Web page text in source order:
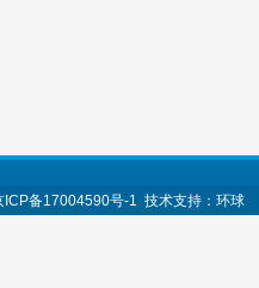
ICP备17004590号-1 技术支持：环球